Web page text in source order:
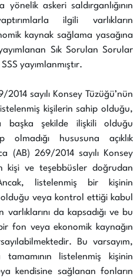
yönelik askeri saldırganlığının
ilgili varlıkların
kaynak sağlama yasağına
Sık Sorulan Sorular
yayımlanmıştır.
sayılı Konsey Tüzüğü’nün
kişilerin sahip olduğu,
şekilde ilişkili olduğu
hususuna açıklık
(AB) 269/2014 sayılı Konsey
kişi ve teşebbüsler doğrudan
listelenmiş bir kişinin
olduğu veya kontrol ettiği kabul
da kapsadığı ve bu
fon veya ekonomik kaynağın
Bu varsayım,
tamamının listelenmiş kişinin
kendisine sağlanan fonların